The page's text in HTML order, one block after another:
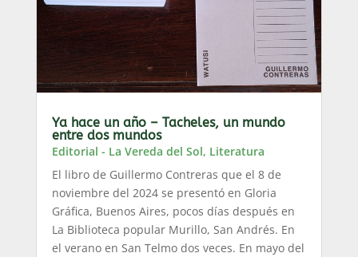
Ya hace un año – Tacheles, un mundo
entre dos mundos
Editorial - La Vereda del Sol, Literatura
El libro de Guillermo Contreras que el 8 de
noviembre del 2024 se presentó en Gloria
Gráfica, Buenos Aires, pocos días después en
La Biblioteca popular Murillo, San Andrés. En
el verano en San Telmo dos veces. En mayo del